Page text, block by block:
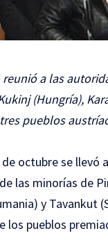
a las
(Hungría),
pueblos
de octubre se llevó
las minorías de
y Tavankut
los pueblos